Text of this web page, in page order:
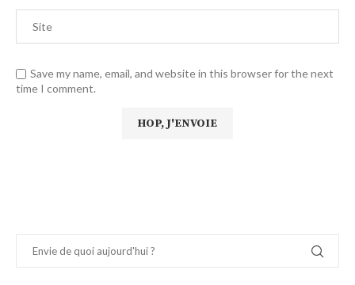
Save my name, email, and website in this browser for the next
time I comment.